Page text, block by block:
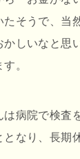
たそうで、当
かしいなと思
。
は病院で検査
なり、長期